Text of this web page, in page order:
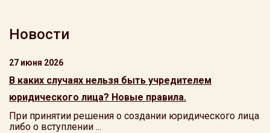
Новости
27 июня 2026
В каких случаях нельзя быть учредителем
юридического лица? Новые правила.
При принятии решения о создании юридического лица
либо о вступлении ...